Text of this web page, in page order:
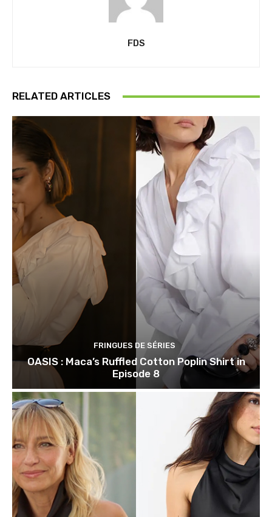
FDS
RELATED ARTICLES
FRINGUES DE SÉRIES
OASIS : Maca’s Ruffled Cotton Poplin Shirt in
Episode 8